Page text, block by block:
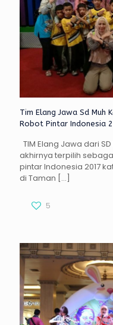
Tim Elang Jawa Sd Muh
Robot Pintar Indonesia
TIM Elang Jawa dari
akhirnya terpilih
pintar Indonesia 2017
di Taman […]
5